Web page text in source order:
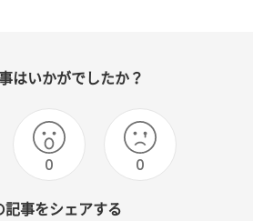
はいかがでしたか？
0 0
記事をシェアする